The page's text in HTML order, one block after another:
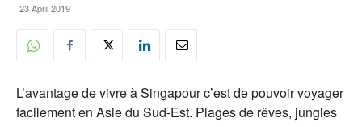
23 April 2019
L’avantage de vivre à Singapour c’est de pouvoir voyager
facilement en Asie du Sud-Est. Plages de rêves, jungles